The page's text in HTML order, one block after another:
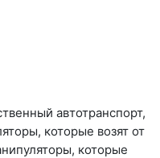
x 115мм
- 600 рублей
автотранспорт,
которые возят от
которые